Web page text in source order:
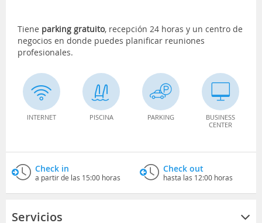
Tiene parking gratuito, recepción 24 horas y un centro de
negocios en donde puedes planificar reuniones
profesionales.
INTERNET PISCINA PARKING
BUSINESS
CENTER
Check in
a partir de las 15:00 horas
Check out
hasta las 12:00 horas
Servicios